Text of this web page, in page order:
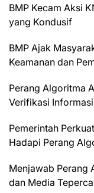
BMP Kecam Aksi
yang Kondusif
BMP Ajak
Keamanan dan
Perang Algoritma
Verifikasi
Pemerintah
Hadapi Perang
Menjawab Perang
dan Media